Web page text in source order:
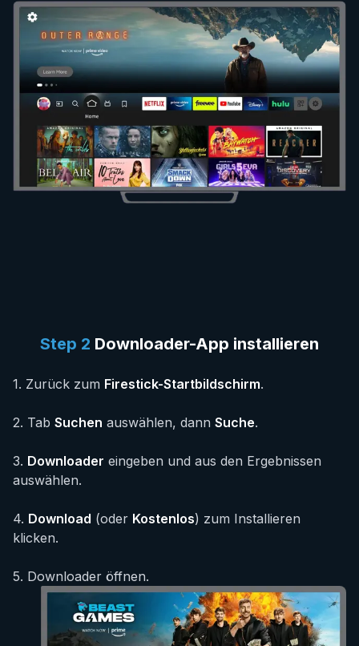
Step 2 Downloader-App installieren
1. Zurück zum Firestick-Startbildschirm.
2. Tab Suchen auswählen, dann Suche.
3. Downloader eingeben und aus den Ergebnissen
auswählen.
4. Download (oder Kostenlos) zum Installieren
klicken.
5. Downloader öffnen.